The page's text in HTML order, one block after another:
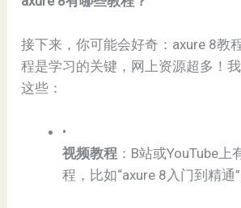
接下来，你可能会好奇：axure 8教
程是学习的关键，网上资源超多！
这些：
•
​视频教程​ ：B站或YouTube上
程，比如“axure 8入门到精通”